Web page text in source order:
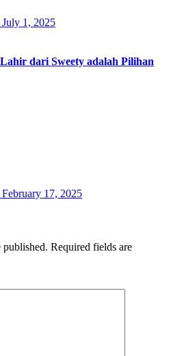
July 1, 2025
dari Sweety adalah Pilihan
February 17, 2025
published. Required fields are